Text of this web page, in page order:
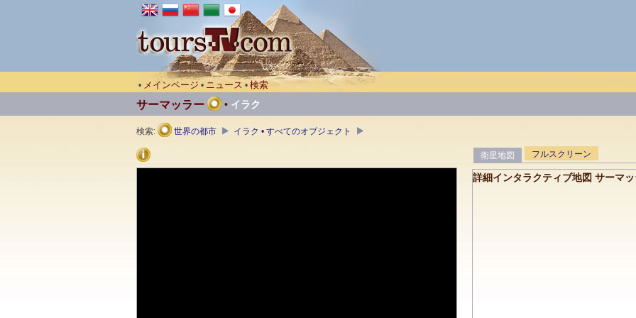
• メインページ • ニュース • 検索
サーマッラー • イラク
検索: 世界の都市 イラク • すべてのオブジェクト
衛星地図 フルスクリーン
詳細インタラクティブ地図 サーマ